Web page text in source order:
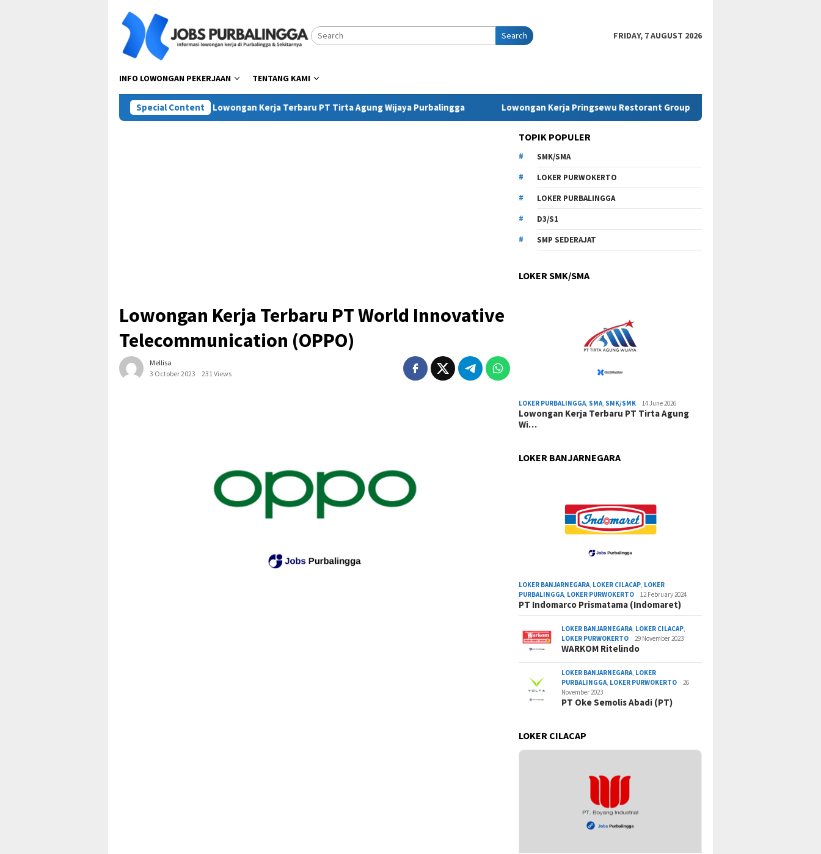
content
Search FRIDAY, 7 AUGUST 2026
INFO LOWONGAN PEKERJAAN TENTANG KAMI
Special Content
Lowongan Kerja Terbaru PT Tirta Agung Wijaya Purbalingga Lowongan Kerja Pringsewu Restorant Group Lowongan Kerja SMK Telkom
Lowongan Kerja Terbaru PT World Innovative
Telecommunication (OPPO)
Mellisa
3 October 2023
231 Views
TOPIK POPULER
SMK/SMA
LOKER PURWOKERTO
LOKER PURBALINGGA
D3/S1
SMP SEDERAJAT
LOKER SMK/SMA
LOKER PURBALINGGA SMA SMK/SMK 14 June 2026
Lowongan Kerja Terbaru PT Tirta Agung
Wi…
LOKER BANJARNEGARA
LOKER BANJARNEGARA LOKER CILACAP LOKER
PURBALINGGA LOKER PURWOKERTO 12 February 2024
PT Indomarco Prismatama (Indomaret)
LOKER BANJARNEGARA LOKER CILACAP
LOKER PURWOKERTO
29 November 2023
WARKOM Ritelindo
LOKER BANJARNEGARA LOKER
PURBALINGGA LOKER PURWOKERTO
26
November 2023
PT Oke Semolis Abadi (PT)
LOKER CILACAP